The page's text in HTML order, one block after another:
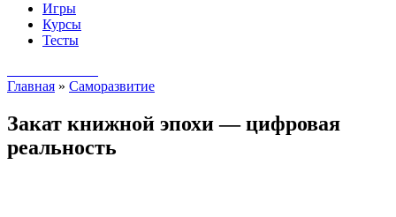
Игры
Курсы
Тесты
Главная » Саморазвитие
Закат книжной эпохи — цифровая
реальность